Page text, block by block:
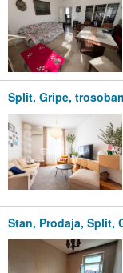
Split, Gripe,
Stan, Prodaja, Split,